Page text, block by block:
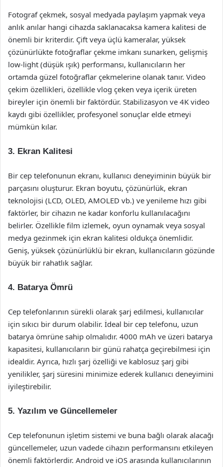
Fotograf çekmek, sosyal medyada paylaşım yapmak veya
anlık anılar hangi cihazda saklanacaksa kamera kalitesi de
önemli bir kriterdir. Çift veya üçlü kameralar, yüksek
çözünürlükte fotoğraflar çekme imkanı sunarken, gelişmiş
low-light (düşük ışık) performansı, kullanıcıların her
ortamda güzel fotoğraflar çekmelerine olanak tanır. Video
çekim özellikleri, özellikle vlog çeken veya içerik üreten
bireyler için önemli bir faktördür. Stabilizasyon ve 4K video
kaydı gibi özellikler, profesyonel sonuçlar elde etmeyi
mümkün kılar.
3. Ekran Kalitesi
Bir cep telefonunun ekranı, kullanıcı deneyiminin büyük bir
parçasını oluşturur. Ekran boyutu, çözünürlük, ekran
teknolojisi (LCD, OLED, AMOLED vb.) ve yenileme hızı gibi
faktörler, bir cihazın ne kadar konforlu kullanılacağını
belirler. Özellikle film izlemek, oyun oynamak veya sosyal
medya gezinmek için ekran kalitesi oldukça önemlidir.
Geniş, yüksek çözünürlüklü bir ekran, kullanıcıların gözünde
büyük bir rahatlık sağlar.
4. Batarya Ömrü
Cep telefonlarının sürekli olarak şarj edilmesi, kullanıcılar
için sıkıcı bir durum olabilir. İdeal bir cep telefonu, uzun
batarya ömrüne sahip olmalıdır. 4000 mAh ve üzeri batarya
kapasitesi, kullanıcıların bir günü rahatça geçirebilmesi için
idealdir. Ayrıca, hızlı şarj özelliği ve kablosuz şarj gibi
yenilikler, şarj süresini minimize ederek kullanıcı deneyimini
iyileştirebilir.
5. Yazılım ve Güncellemeler
Cep telefonunun işletim sistemi ve buna bağlı olarak alacağı
güncellemeler, uzun vadede cihazın performansını etkileyen
önemli faktörlerdir. Android ve iOS arasında kullanıcılarının